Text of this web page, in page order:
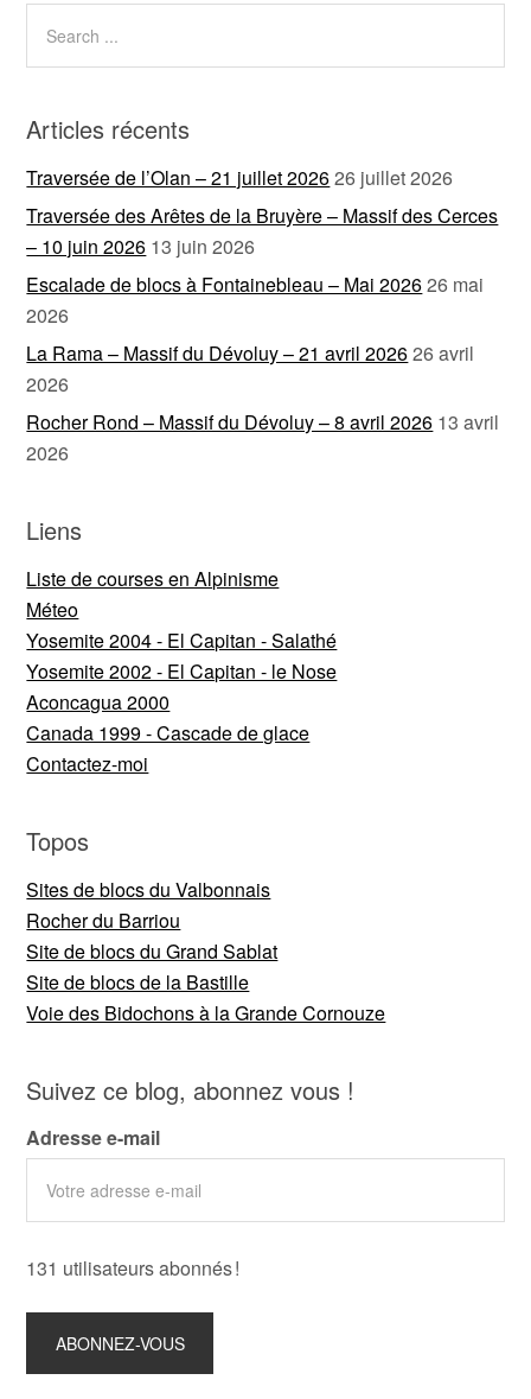
Articles récents
Traversée de l’Olan – 21 juillet 202626 juillet 2026
Traversée des Arêtes de la Bruyère – Massif des Cerces
– 10 juin 2026 13 juin 2026
Escalade de blocs à Fontainebleau – Mai 202626 mai
2026
La Rama – Massif du Dévoluy – 21 avril 202626 avril
2026
Rocher Rond – Massif du Dévoluy – 8 avril 2026 13 avril
2026
Liens
Liste de courses en Alpinisme
Méteo
Yosemite 2004 - El Capitan - Salathé
Yosemite 2002 - El Capitan - le Nose
Aconcagua 2000
Canada 1999 - Cascade de glace
Contactez-moi
Topos
Sites de blocs du Valbonnais
Rocher du Barriou
Site de blocs du Grand Sablat
Site de blocs de la Bastille
Voie des Bidochons à la Grande Cornouze
Suivez ce blog, abonnez vous !
Adresse e-mail
131 utilisateurs abonnés !